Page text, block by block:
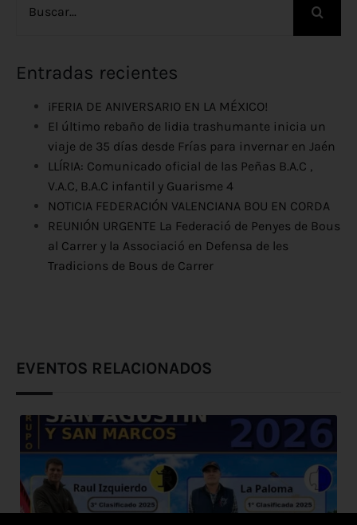
Entradas recientes
¡FERIA DE ANIVERSARIO EN LA MÉXICO!
El último rebaño de lidia trashumante inicia un
viaje de 35 días desde Frías para invernar en Jaén
LLÍRIA: Comunicado oficial de las Peñas B.A.C ,
V.A.C, B.A.C infantil y Guarisme 4
NOTICIA FEDERACIÓN VALENCIANA BOU EN CORDA
REUNIÓN URGENTE La Federació de Penyes de Bous
al Carrer y la Associació en Defensa de les
Tradicions de Bous de Carrer
EVENTOS RELACIONADOS